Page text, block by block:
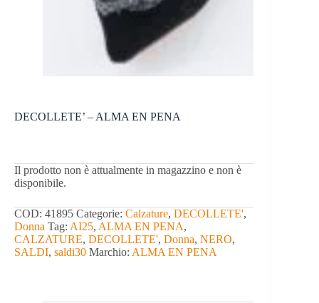
DECOLLETE’ – ALMA EN PENA
Il prodotto non è attualmente in magazzino e non è
disponibile.
COD: 41895 Categorie: Calzature, DECOLLETE',
Donna Tag: AI25, ALMA EN PENA,
CALZATURE, DECOLLETE', Donna, NERO,
SALDI, saldi30 Marchio: ALMA EN PENA